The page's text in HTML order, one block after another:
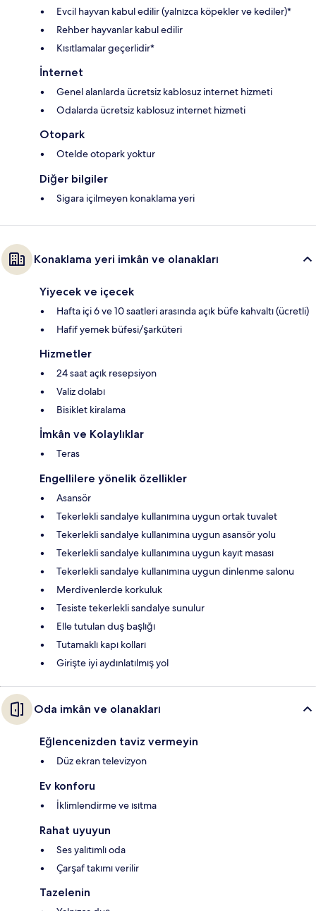
Evcil hayvan kabul edilir (yalnızca köpekler ve kediler)*
Rehber hayvanlar kabul edilir
Kısıtlamalar geçerlidir*
İnternet
Genel alanlarda ücretsiz kablosuz internet hizmeti
Odalarda ücretsiz kablosuz internet hizmeti
Otopark
Otelde otopark yoktur
Diğer bilgiler
Sigara içilmeyen konaklama yeri
Konaklama yeri imkân ve olanakları
Yiyecek ve içecek
Hafta içi 6 ve 10 saatleri arasında açık büfe kahvaltı (ücretli)
Hafif yemek büfesi/şarküteri
Hizmetler
24 saat açık resepsiyon
Valiz dolabı
Bisiklet kiralama
İmkân ve Kolaylıklar
Teras
Engellilere yönelik özellikler
Asansör
Tekerlekli sandalye kullanımına uygun ortak tuvalet
Tekerlekli sandalye kullanımına uygun asansör yolu
Tekerlekli sandalye kullanımına uygun kayıt masası
Tekerlekli sandalye kullanımına uygun dinlenme salonu
Merdivenlerde korkuluk
Tesiste tekerlekli sandalye sunulur
Elle tutulan duş başlığı
Tutamaklı kapı kolları
Girişte iyi aydınlatılmış yol
Oda imkân ve olanakları
Eğlencenizden taviz vermeyin
Düz ekran televizyon
Ev konforu
İklimlendirme ve ısıtma
Rahat uyuyun
Ses yalıtımlı oda
Çarşaf takımı verilir
Tazelenin